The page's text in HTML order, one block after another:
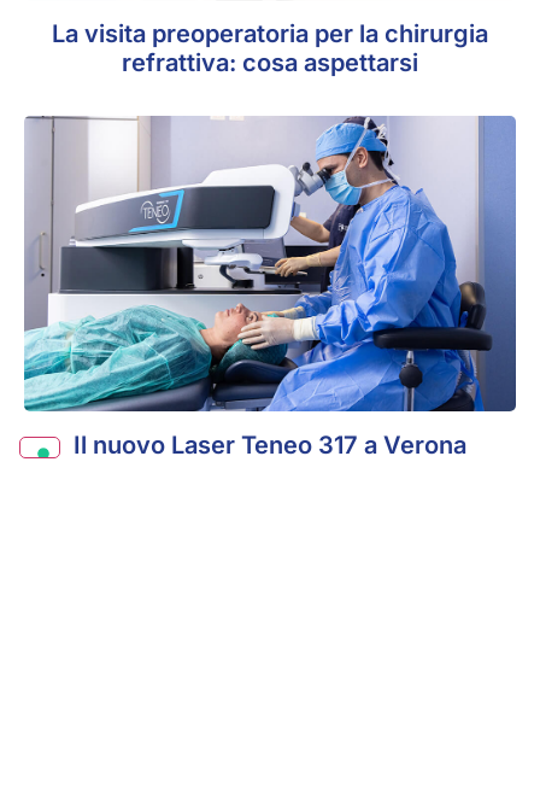
La visita preoperatoria per la chirurgia
refrattiva: cosa aspettarsi
Il nuovo Laser Teneo 317 a Verona